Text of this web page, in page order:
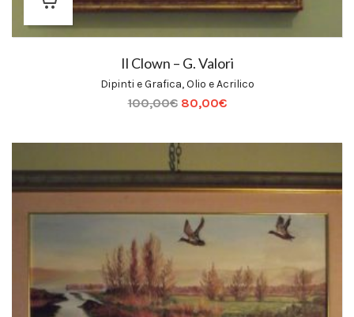
Il Clown – G. Valori
Dipinti e Grafica,Olio e Acrilico
100,00€ 80,00€